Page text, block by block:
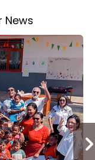
News